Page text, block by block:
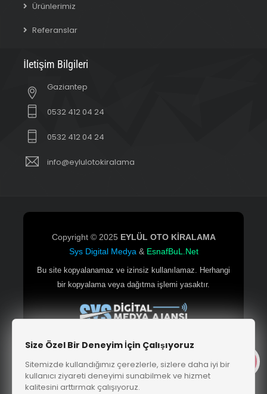
Ürünlerimiz
Referanslar
İletişim Bilgileri
Gaziantep
0532 412 04 24
0532 412 04 24
info@eylulotokiralama
Copyright © 2025 EYLÜL OTO KİRALAMA
Sys Digital Medya& EsnafBuL.Net
Bu site kopyalanamaz ve izinsiz kullanılamaz. Herhangi
bir kopyalama veya dağıtma işlemi yasaktır.
Çerkezköy Web Tasarım|SEO & Yazılım Hizmetleri
|EsnafBuL.Net Firma Rehberi
Size Özel Bir Deneyim İçin Çalışıyoruz
Sitemizde kullandığımız çerezlerle, sizlere daha iyi bir
kullanıcı ziyareti deneyimi sunabilmek ve hizmet
kalitesini arttırmak çalışıyoruz.